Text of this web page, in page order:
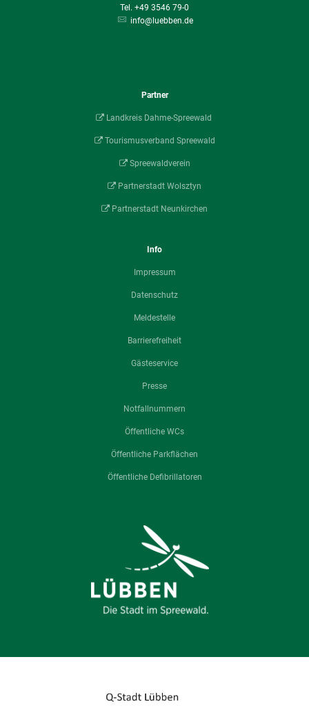
+49 3546 79-0
info@luebben.de
Partner
Landkreis Dahme-Spreewald
Tourismusverband Spreewald
Spreewaldverein
Partnerstadt Wolsztyn
Partnerstadt Neunkirchen
Info
Impressum
Datenschutz
Meldestelle
Barrierefreiheit
Gästeservice
Presse
Notfallnummern
Öffentliche WCs
Öffentliche Parkflächen
Öffentliche Defibrillatoren